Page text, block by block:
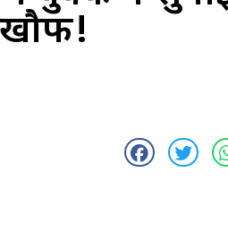
खौफ!